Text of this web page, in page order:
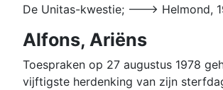
De Unitas-kwestie; ---> Helmond,
Alfons, Ariëns
Toespraken op 27 augustus 1978
vijftigste herdenking van zijn